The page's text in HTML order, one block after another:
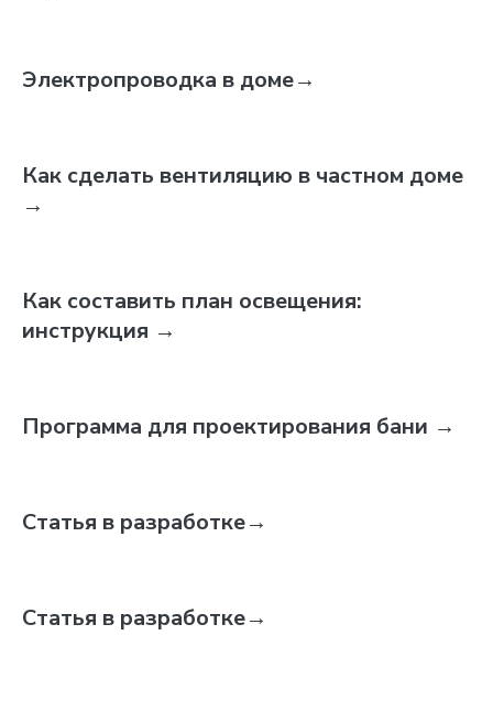
Электропроводка в доме→
Как сделать вентиляцию в частном доме
→
Как составить план освещения:
инструкция →
Программа для проектирования бани →
Статья в разработке→
Статья в разработке→